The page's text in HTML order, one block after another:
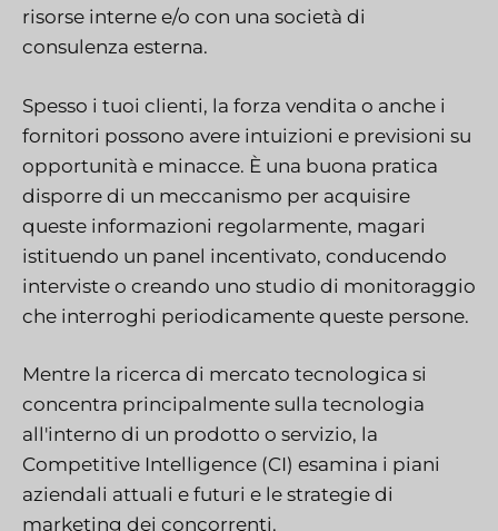
risorse interne e/o con una società di
consulenza esterna.
Spesso i tuoi clienti, la forza vendita o anche i
fornitori possono avere intuizioni e previsioni su
opportunità e minacce. È una buona pratica
disporre di un meccanismo per acquisire
queste informazioni regolarmente, magari
istituendo un panel incentivato, conducendo
interviste o creando uno studio di monitoraggio
che interroghi periodicamente queste persone.
Mentre la ricerca di mercato tecnologica si
concentra principalmente sulla tecnologia
all'interno di un prodotto o servizio, la
Competitive Intelligence (CI) esamina i piani
aziendali attuali e futuri e le strategie di
marketing dei concorrenti.